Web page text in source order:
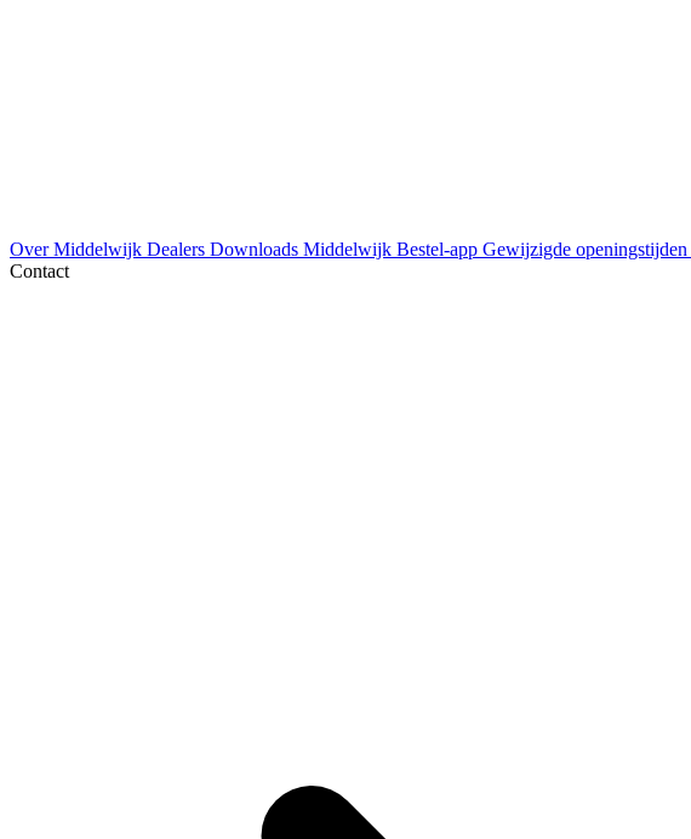
Over Middelwijk Dealers Downloads Middelwijk Bestel-app Gewijzigde openingstijden
Contact